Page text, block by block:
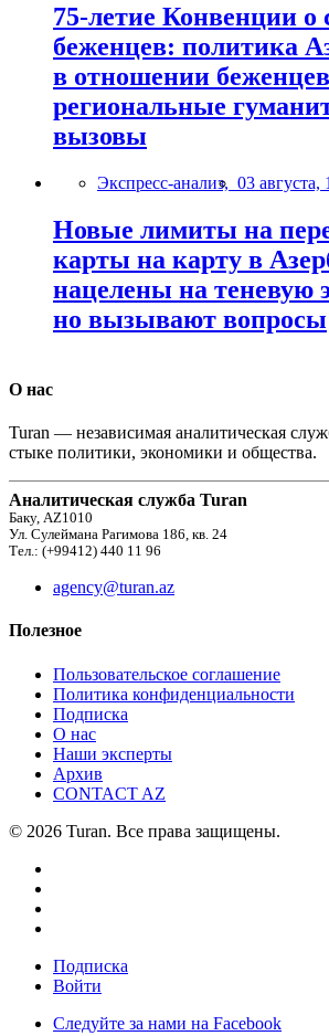
75-летие Конвенции о
беженцев: политика
в отношении
региональные
вызовы
Экспресс-анализ, 03 августа,
Новые лимиты на
карты на карту в
нацелены на теневую
но вызывают вопросы
О нас
Turan — независимая аналитическая
стыке политики, экономики и общества.
Аналитическая служба Turan
Баку, AZ1010
Ул. Сулеймана Рагимова 186, кв. 24
Тел.: (+99412) 440 11 96
agency@turan.az
Полезное
Пользовательское соглашение
Политика конфиденциальности
Подписка
О нас
Наши эксперты
Архив
CONTACT AZ
© 2026 Turan. Все права защищены.
Подписка
Войти
Следуйте за нами на Facebook